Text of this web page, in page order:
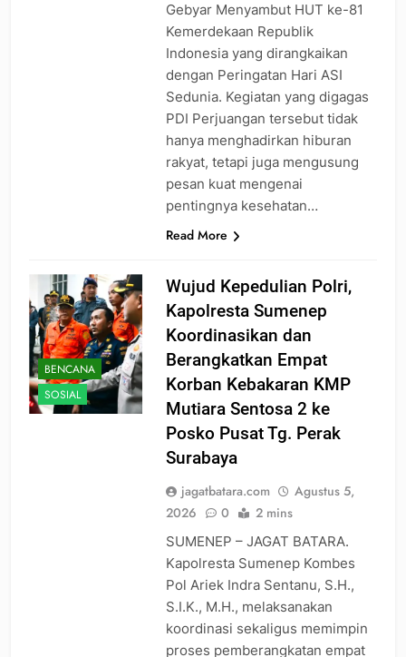
Gebyar Menyambut HUT ke-81
Kemerdekaan Republik
Indonesia yang dirangkaikan
dengan Peringatan Hari ASI
Sedunia. Kegiatan yang digagas
PDI Perjuangan tersebut tidak
hanya menghadirkan hiburan
rakyat, tetapi juga mengusung
pesan kuat mengenai
pentingnya kesehatan…
Read More
BENCANA
SOSIAL
Wujud Kepedulian Polri,
Kapolresta Sumenep
Koordinasikan dan
Berangkatkan Empat
Korban Kebakaran KMP
Mutiara Sentosa 2 ke
Posko Pusat Tg. Perak
Surabaya
jagatbatara.com
Agustus 5,
2026
0 2 mins
SUMENEP – JAGAT BATARA.
Kapolresta Sumenep Kombes
Pol Ariek Indra Sentanu, S.H.,
S.I.K., M.H., melaksanakan
koordinasi sekaligus memimpin
proses pemberangkatan empat